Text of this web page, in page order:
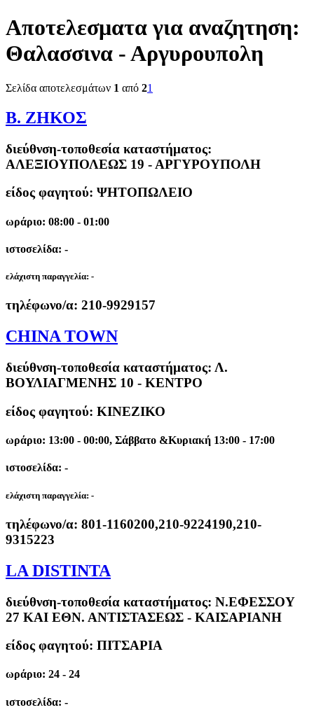
Αποτελεσματα για αναζητηση:
Θαλασσινα - Αργυρουπολη
Σελίδα αποτελεσμάτων 1 από 21
Β. ΖΗΚΟΣ
διεύθνση-τοποθεσία καταστήματος:
ΑΛΕΞΙΟΥΠΟΛΕΩΣ 19 - ΑΡΓΥΡΟΥΠΟΛΗ
είδος φαγητού: ΨΗΤΟΠΩΛΕΙΟ
ωράριο: 08:00 - 01:00
ιστοσελίδα: -
ελάχιστη παραγγελία: -
τηλέφωνο/α: 210-9929157
CHINA TOWN
διεύθνση-τοποθεσία καταστήματος: Λ.
ΒΟΥΛΙΑΓΜΕΝΗΣ 10 - ΚΕΝΤΡΟ
είδος φαγητού: ΚΙΝΕΖΙΚΟ
ωράριο: 13:00 - 00:00, Σάββατο &Κυριακή 13:00 - 17:00
ιστοσελίδα: -
ελάχιστη παραγγελία: -
τηλέφωνο/α: 801-1160200,210-9224190,210-
9315223
LA DISTINTA
διεύθνση-τοποθεσία καταστήματος: Ν.ΕΦΕΣΣΟΥ
27 ΚΑΙ ΕΘΝ. ΑΝΤΙΣΤΑΣΕΩΣ - ΚΑΙΣΑΡΙΑΝΗ
είδος φαγητού: ΠΙΤΣΑΡΙΑ
ωράριο: 24 - 24
ιστοσελίδα: -